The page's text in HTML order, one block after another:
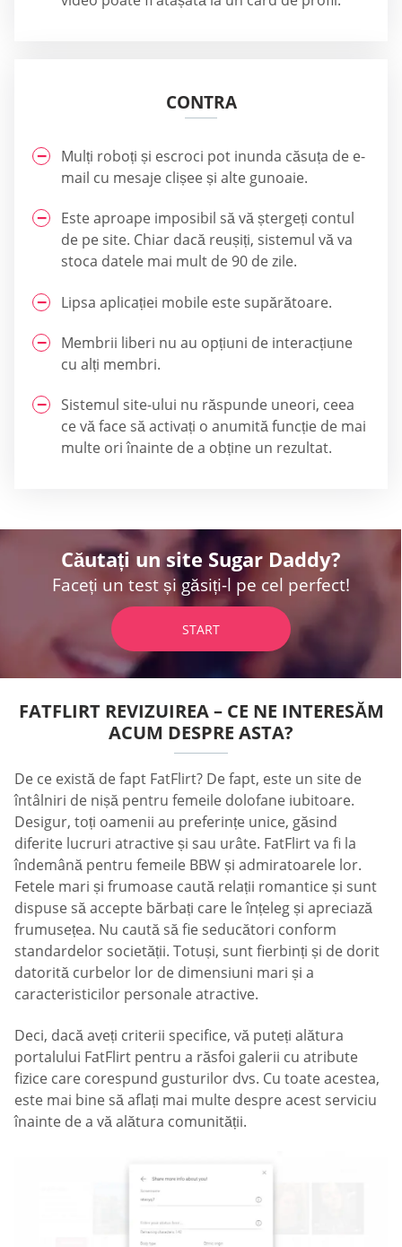
CONTRA
Mulți roboți și escroci pot inunda căsuța de e-
mail cu mesaje clișee și alte gunoaie.
Este aproape imposibil să vă ștergeți contul
de pe site. Chiar dacă reușiți, sistemul vă va
stoca datele mai mult de 90 de zile.
Lipsa aplicației mobile este supărătoare.
Membrii liberi nu au opțiuni de interacțiune
cu alți membri.
Sistemul site-ului nu răspunde uneori, ceea
ce vă face să activați o anumită funcție de mai
multe ori înainte de a obține un rezultat.
Căutați un site Sugar Daddy?
Faceți un test și găsiți-l pe cel perfect!
START
FATFLIRT REVIZUIREA – CE NE INTERESĂM
ACUM DESPRE ASTA?
De ce există de fapt FatFlirt? De fapt, este un site de
întâlniri de nișă pentru femeile dolofane iubitoare.
Desigur, toți oamenii au preferințe unice, găsind
diferite lucruri atractive și sau urâte. FatFlirt va fi la
îndemână pentru femeile BBW și admiratoarele lor.
Fetele mari și frumoase caută relații romantice și sunt
dispuse să accepte bărbați care le înțeleg și apreciază
frumusețea. Nu caută să fie seducători conform
standardelor societății. Totuși, sunt fierbinți și de dorit
datorită curbelor lor de dimensiuni mari și a
caracteristicilor personale atractive.
Deci, dacă aveți criterii specifice, vă puteți alătura
portalului FatFlirt pentru a răsfoi galerii cu atribute
fizice care corespund gusturilor dvs. Cu toate acestea,
este mai bine să aflați mai multe despre acest serviciu
înainte de a vă alătura comunității.